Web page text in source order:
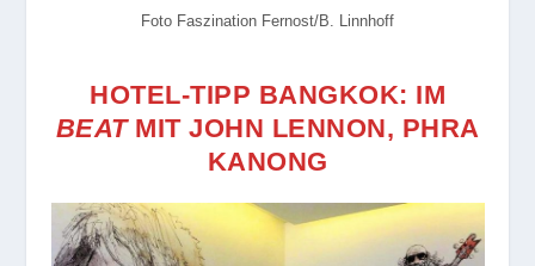
Foto Faszination Fernost/B. Linnhoff
HOTEL-TIPP BANGKOK: IM
BEATMIT JOHN LENNON, PHRA
KANONG